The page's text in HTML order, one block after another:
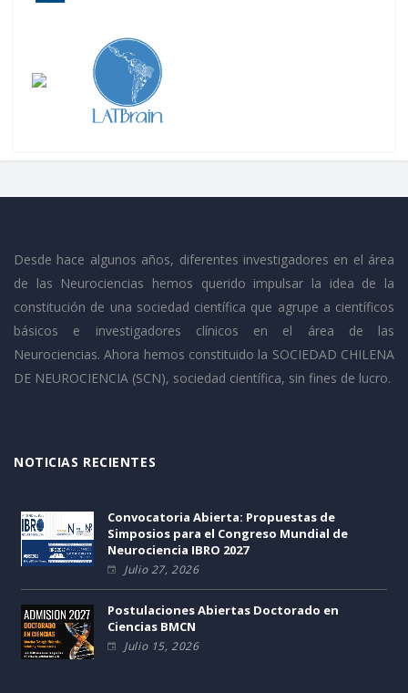
Desde hace algunos años, diferentes investigadores en el área
de las Neurociencias hemos querido impulsar la idea de la
constitución de una sociedad científica que agrupe a científicos
básicos e investigadores clínicos en el área de las
Neurociencias. Ahora hemos constituido la SOCIEDAD CHILENA
DE NEUROCIENCIA (SCN), sociedad científica, sin fines de lucro.
NOTICIAS RECIENTES
Convocatoria Abierta: Propuestas de
Simposios para el Congreso Mundial de
Neurociencia IBRO 2027
Julio 27, 2026
Postulaciones Abiertas Doctorado en
Ciencias BMCN
Julio 15, 2026